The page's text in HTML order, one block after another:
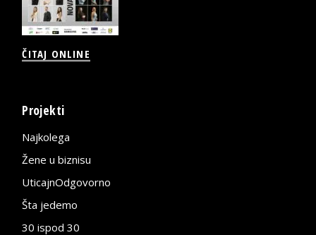
ČITAJ ONLINE
Projekti
Najkolega
Žene u biznisu
UticajnOdgovorno
Šta jedemo
30 ispod 30